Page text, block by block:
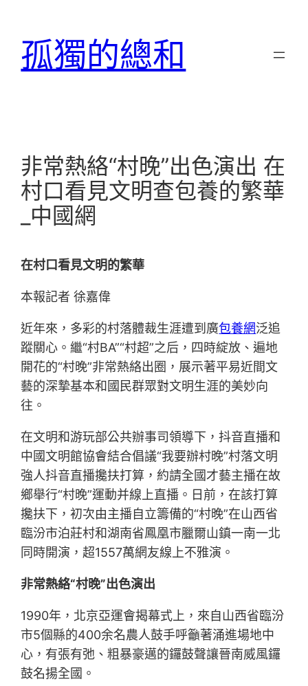
孤獨的總和
非常熱絡“村晚”出色演出 在
村口看見文明查包養的繁華
_中國網
在村口看見文明的繁華
本報記者 徐嘉偉
近年來，多彩的村落體裁生涯遭到廣包養網泛追
蹤關心。繼“村BA”“村超”之后，四時綻放、遍地
開花的“村晚”非常熱絡出圈，展示著平易近間文
藝的深摯基本和國民群眾對文明生涯的美妙向
往。
在文明和游玩部公共辦事司領導下，抖音直播和
中國文明館協會結合倡議“我要辦村晚”村落文明
強人抖音直播攙扶打算，約請全國才藝主播在故
鄉舉行“村晚”運動并線上直播。日前，在該打算
攙扶下，初次由主播自立籌備的“村晚”在山西省
臨汾市泊莊村和湖南省鳳凰市臘爾山鎮一南一北
同時開演，超1557萬網友線上不雅演。
非常熱絡“村晚”出色演出
1990年，北京亞運會揭幕式上，來自山西省臨汾
市5個縣的400余名農人鼓手呼籲著涌進場地中
心，有張有弛、粗暴豪邁的鑼鼓聲讓晉南威風鑼
鼓名揚全國。